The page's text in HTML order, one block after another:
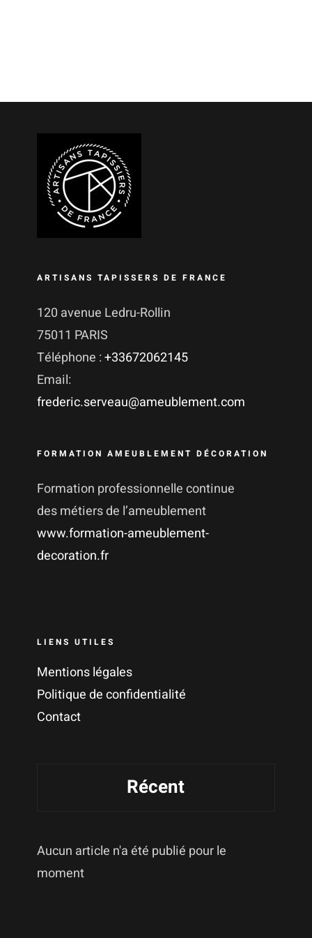
ARTISANS TAPISSERS DE FRANCE
120 avenue Ledru-Rollin
75011 PARIS
Téléphone :+33672062145
Email:
frederic.serveau@ameublement.com
FORMATION AMEUBLEMENT DÉCORATION
Formation professionnelle continue
des métiers de l’ameublement
www.formation-ameublement-
decoration.fr
LIENS UTILES
Mentions légales
Politique de confidentialité
Contact
Récent
Aucun article n'a été publié pour le
moment